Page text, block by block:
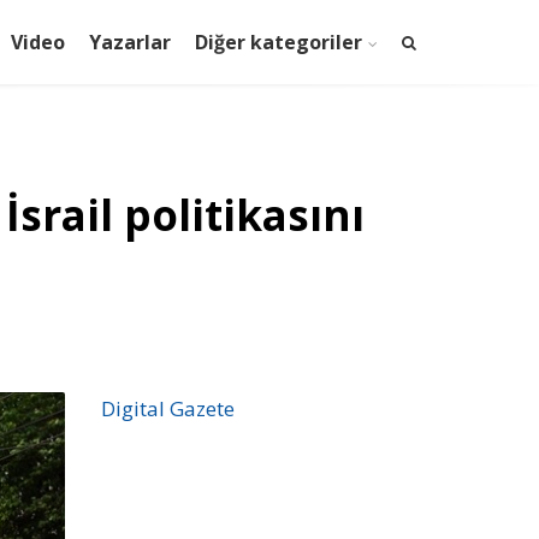
Video Yazarlar Diğer kategoriler
politikasını
Digital Gazete